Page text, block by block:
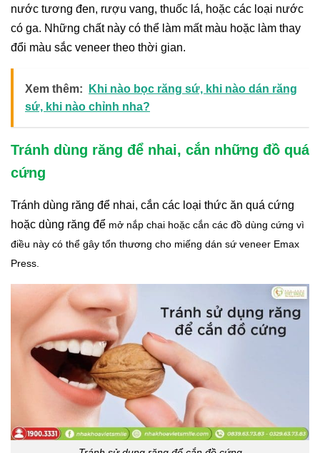
nước tương đen, rượu vang, thuốc lá, hoặc các loại nước
có ga. Những chất này có thể làm mất màu hoặc làm thay
đổi màu sắc veneer theo thời gian.
Xem thêm:
Khi nào bọc răng sứ, khi nào dán răng
sứ, khi nào chỉnh nha?
Tránh dùng răng để nhai, cắn những đồ quá
cứng
Tránh dùng răng để nhai, cắn các loại thức ăn quá cứng
hoặc dùng răng để mở nắp chai hoặc cắn các đồ dùng cứng vì
điều này có thể gây tổn thương cho miếng dán sứ veneer Emax
Press.